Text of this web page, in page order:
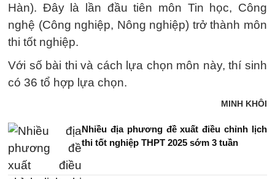
Hàn). Đây là lần đầu tiên môn Tin học, Công
nghệ (Công nghiệp, Nông nghiệp) trở thành môn
thi tốt nghiệp.
Với số bài thi và cách lựa chọn môn này, thí sinh
có 36 tổ hợp lựa chọn.
MINH KHÔI
Nhiều địa phương đề xuất điều chỉnh lịch
thi tốt nghiệp THPT 2025 sớm 3 tuần